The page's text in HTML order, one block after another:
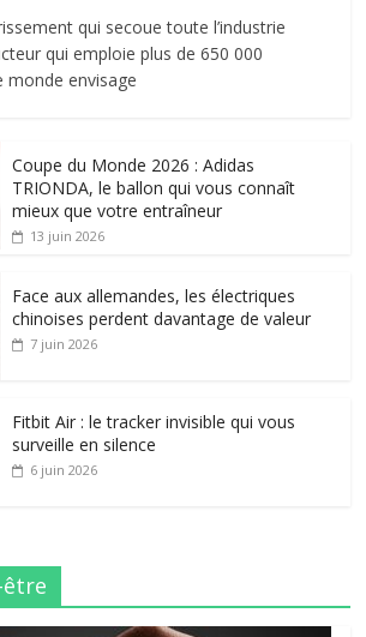
qui secoue toute l’industrie
qui emploie plus de 650 000
monde envisage
Coupe du Monde 2026 : Adidas
TRIONDA, le ballon qui vous connaît
mieux que votre entraîneur
13 juin 2026
Face aux allemandes, les électriques
chinoises perdent davantage de valeur
7 juin 2026
Fitbit Air : le tracker invisible qui vous
surveille en silence
6 juin 2026